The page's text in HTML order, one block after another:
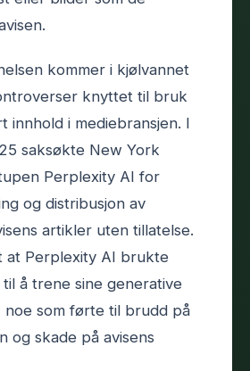
kommer i kjølvannet
knyttet til bruk
innhold i mediebransjen. I
saksøkte New York
Perplexity AI for
og distribusjon av
artikler uten tillatelse.
at Perplexity AI brukte
å trene sine generative
som førte til brudd på
og skade på avisens